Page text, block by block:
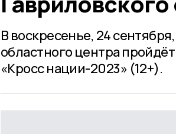
В воскресенье, 24
областного центра
«Кросс нации-2023» (12+).